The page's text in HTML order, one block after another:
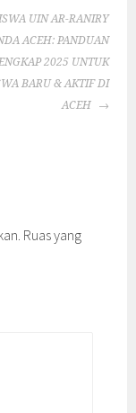
UIN AR-RANIRY
ACEH: PANDUAN
2025 UNTUK
BARU & AKTIF DI
ACEH
Ruas yang